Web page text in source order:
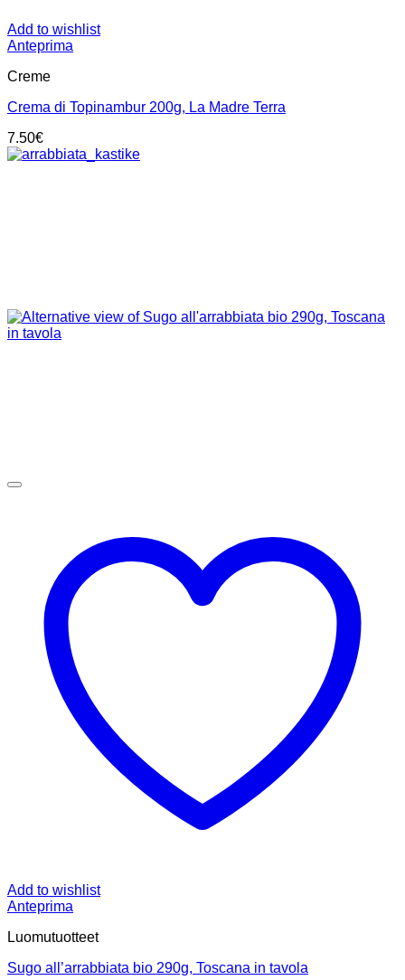
Add to wishlist
Anteprima
Creme
Crema di Topinambur 200g, La Madre Terra
7.50€
Add to wishlist
Anteprima
Luomutuotteet
Sugo all’arrabbiata bio 290g, Toscana in tavola